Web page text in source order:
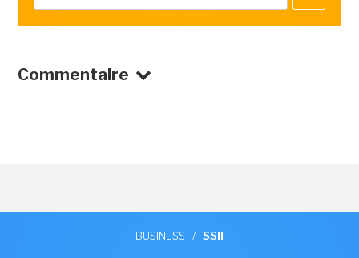
Commentaire
BUSINESS / SSII